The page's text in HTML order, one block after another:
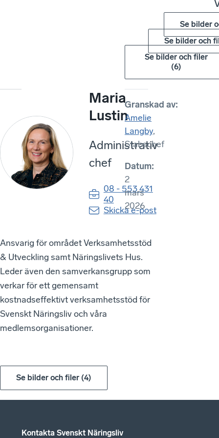
Se bilder och filer
(6)
Se bilder och
Se bilder
Maria
Lustin
Administrativ
chef
08 - 553 431
40
Skicka e-post
Ansvarig för området Verksamhetsstöd
& Utveckling samt Näringslivets Hus.
Leder även den samverkansgrupp som
verkar för ett gemensamt
kostnadseffektivt verksamhetsstöd för
Svenskt Näringsliv och våra
medlemsorganisationer.
Se bilder och filer (4)
Granskad av:
Amelie
Langby,
Stabschef
Datum:
2
mars
2026
Kontakta Svenskt Näringsliv